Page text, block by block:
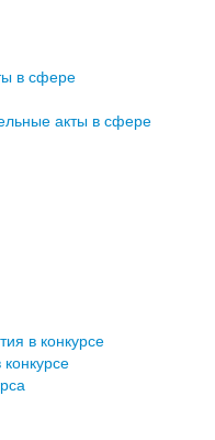
в сфере
акты в сфере
в конкурсе